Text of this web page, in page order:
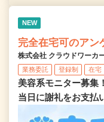
NEW
完全在宅可のアン
株式会社 クラウドワーカ
業務委託 登録制 在宅
美容系モニター募集
当日に謝礼をお支払